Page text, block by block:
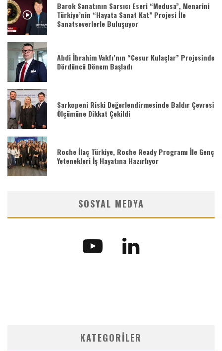
Barok Sanatının Sarsıcı Eseri “Medusa”, Menarini
Türkiye’nin “Hayata Sanat Kat” Projesi İle
Sanatseverlerle Buluşuyor
Abdi İbrahim Vakfı’nın “Cesur Kulaçlar” Projesinde
Dördüncü Dönem Başladı
Sarkopeni Riski Değerlendirmesinde Baldır Çevresi
Ölçümüne Dikkat Çekildi
Roche İlaç Türkiye, Roche Ready Programı İle Genç
Yetenekleri İş Hayatına Hazırlıyor
SOSYAL MEDYA
KATEGORILER